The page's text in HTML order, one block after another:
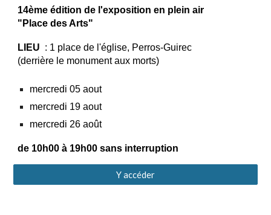
14ème édition de l'exposition en plein air
"Place des Arts"
LIEU : 1 place de l'église, Perros-Guirec
(derrière le monument aux morts)
mercredi 05 aout
mercredi 19 aout
mercredi26 août
de 10h00 à 19h00 sans interruption
Y accéder